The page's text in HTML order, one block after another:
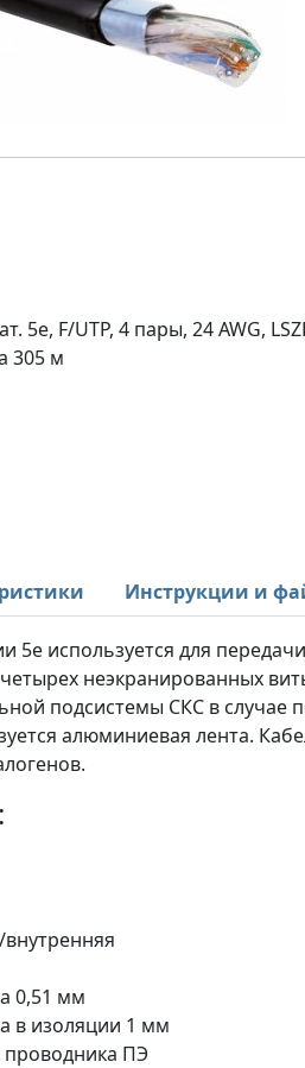
5e, F/UTP, 4 пары, 24 AWG,
305 м
Инструкции и
5e используется для
неэкранированных
подсистемы СКС в
алюминиевая лента.
0,51 мм
в изоляции 1 мм
ПЭ